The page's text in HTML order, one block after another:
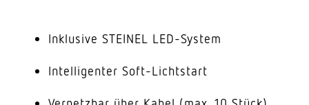
Inklusive STEINEL LED-System
Intelligenter Soft-Lichtstart